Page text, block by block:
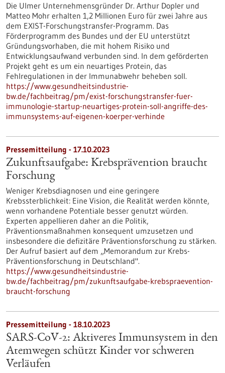
Die Ulmer Unternehmensgründer Dr. Arthur Dopler und
Matteo Mohr erhalten 1,2 Millionen Euro für zwei Jahre aus
dem EXIST-Forschungstransfer-Programm. Das
Förderprogramm des Bundes und der EU unterstützt
Gründungsvorhaben, die mit hohem Risiko und
Entwicklungsaufwand verbunden sind. In dem geförderten
Projekt geht es um ein neuartiges Protein, das
Fehlregulationen in der Immunabwehr beheben soll.
https://www.gesundheitsindustrie-
bw.de/fachbeitrag/pm/exist-forschungstransfer-fuer-
immunologie-startup-neuartiges-protein-soll-angriffe-des-
immunsystems-auf-eigenen-koerper-verhinde
Pressemitteilung - 17.10.2023
Zukunftsaufgabe: Krebsprävention braucht
Forschung
Weniger Krebsdiagnosen und eine geringere
Krebssterblichkeit: Eine Vision, die Realität werden könnte,
wenn vorhandene Potentiale besser genutzt würden.
Experten appellieren daher an die Politik,
Präventionsmaßnahmen konsequent umzusetzen und
insbesondere die defizitäre Präventionsforschung zu stärken.
Der Aufruf basiert auf dem „Memorandum zur Krebs-
Präventionsforschung in Deutschland".
https://www.gesundheitsindustrie-
bw.de/fachbeitrag/pm/zukunftsaufgabe-krebspraevention-
braucht-forschung
Pressemitteilung - 18.10.2023
SARS-CoV-2: Aktiveres Immunsystem in den
Atemwegen schützt Kinder vor schweren
Verläufen